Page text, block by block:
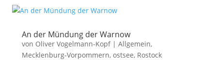
An der Mündung der Warnow
von Oliver Vogelmann-Kopf| Allgemein,
Mecklenburg-Vorpommern, ostsee, Rostock